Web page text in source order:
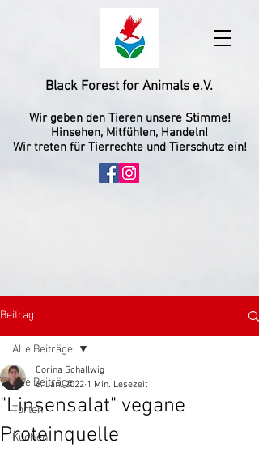
Black Forest for Animals e.V.
Wir geben den Tieren unsere Stimme!
Hinsehen, Mitfühlen, Handeln!
Wir treten für Tierrechte und Tierschutz ein!
Beitrag
Alle Beiträge
Torten
Kuchen
Alle Beiträge
"Linsensalat" vegane
Proteinquelle
Corina Schallwig
6. Jan. 2022 1 Min. Lesezeit